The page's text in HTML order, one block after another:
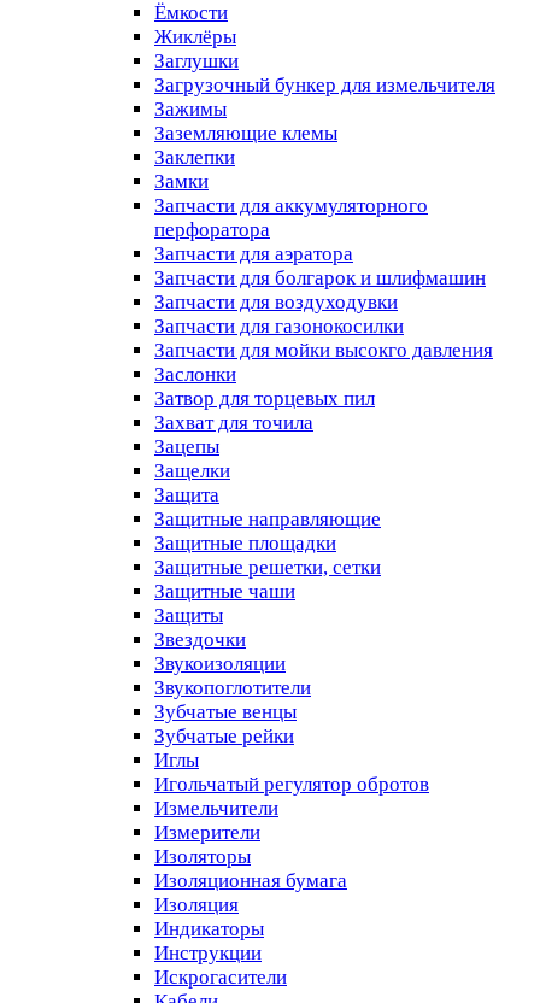
Ёмкости
Жиклёры
Заглушки
Загрузочный бункер для измельчителя
Зажимы
Заземляющие клемы
Заклепки
Замки
Запчасти для аккумуляторного
перфоратора
Запчасти для аэратора
Запчасти для болгарок и шлифмашин
Запчасти для воздуходувки
Запчасти для газонокосилки
Запчасти для мойки высокго давления
Заслонки
Затвор для торцевых пил
Захват для точила
Зацепы
Защелки
Защита
Защитные направляющие
Защитные площадки
Защитные решетки, сетки
Защитные чаши
Защиты
Звездочки
Звукоизоляции
Звукопоглотители
Зубчатые венцы
Зубчатые рейки
Иглы
Игольчатый регулятор обротов
Измельчители
Измерители
Изоляторы
Изоляционная бумага
Изоляция
Индикаторы
Инструкции
Искрогасители